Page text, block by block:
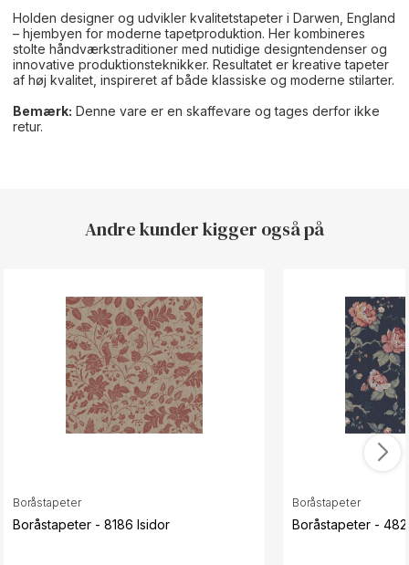
Holden designer og udvikler kvalitetstapeter i Darwen, England
– hjembyen for moderne tapetproduktion. Her kombineres
stolte håndværkstraditioner med nutidige designtendenser og
innovative produktionsteknikker. Resultatet er kreative tapeter
af høj kvalitet, inspireret af både klassiske og moderne stilarter.
Bemærk: Denne vare er en skaffevare og tages derfor ikke
retur.
Andre kunder kigger også på
Boråstapeter
Boråstapeter - 8186 Isidor
Boråstapeter
Boråstapeter -
Button Text